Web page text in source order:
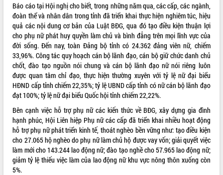
VIDEO
Báo cáo tại Hội nghị cho biết, trong những năm qua, các cấp, các ngành,
đoàn thể và nhân dân trong tỉnh đã triển khai thực hiện nghiêm túc, hiệu
quả các nội dung cơ bản của Luật BĐG, qua đó tạo điều kiện thuận lợi
cho phụ nữ phát huy quyền làm chủ và bình đẳng trên mọi lĩnh vực của
đời sống. Đến nay, toàn Đảng bộ tỉnh có 24.362 đảng viên nữ, chiếm
33,96%. Công tác quy hoạch cán bộ lãnh đạo, cán bộ giữ chức danh chủ
chốt, đào tạo nguồn nói chung và cán bộ lãnh đạo nữ nói riêng luôn
được quan tâm chỉ đạo, thực hiện thường xuyên với tỷ lệ nữ đại biểu
HĐND cấp tỉnh chiếm 22,35%; tỷ lệ UBND cấp tỉnh có nữ cán bộ lãnh đạo
đạt 100%; tỷ lệ nữ đại biểu Quốc hội tỉnh chiếm 22,22%.
Bên cạnh việc hỗ trợ phụ nữ các kiến thức về BĐG, xây dựng gia đình
hạnh phúc, Hội Liên hiệp Phụ nữ các cấp đã triển khai nhiều hoạt động
hỗ trợ phụ nữ phát triển kinh tế, thoát nghèo bền vững như: tạo điều kiện
cho 27.065 hộ nghèo do phụ nữ làm chủ hộ được vay vốn; giải quyết việc
làm mới cho 143.244 lao động nữ; đào tạo nghề cho 57.965 lao động nữ;
giảm tỷ lệ thiếu việc làm của lao động nữ khu vực nông thôn xuống còn
5%.